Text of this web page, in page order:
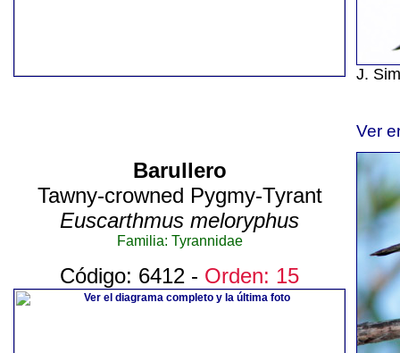
J.
Ver
Barullero
Tawny-crowned Pygmy-Tyrant
Euscarthmus meloryphus
Familia: Tyrannidae
Código: 6412 - Orden: 15